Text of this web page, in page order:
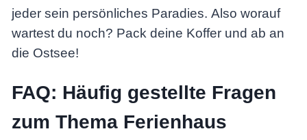
jeder sein persönliches Paradies. Also worauf
wartest du noch? Pack deine Koffer und ab an
die Ostsee!
FAQ: Häufig gestellte Fragen
zum Thema Ferienhaus